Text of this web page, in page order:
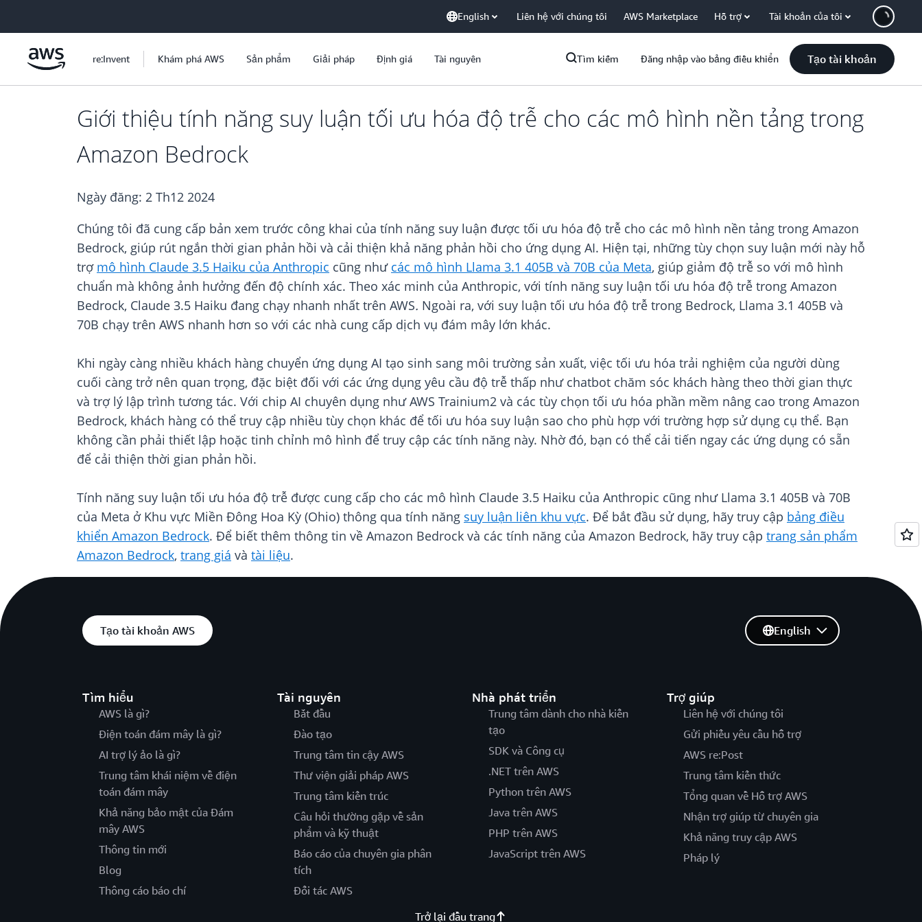
English Liên hệ với chúng tôi AWS Marketplace Hỗ trợ Tài khoản của tôi
re:Invent Khám phá AWS Sản phẩm Giải pháp Định giá Tài nguyên Tìm kiếm Đăng nhập vào bảng điều khiển Tạo tài khoản
Giới thiệu tính năng suy luận tối ưu hóa độ trễ cho các mô hình nền tảng trong
Amazon Bedrock
Ngày đăng: 2 Th12 2024
Chúng tôi đã cung cấp bản xem trước công khai của tính năng suy luận được tối ưu hóa độ trễ cho các mô hình nền tảng trong Amazon
Bedrock, giúp rút ngắn thời gian phản hồi và cải thiện khả năng phản hồi cho ứng dụng AI. Hiện tại, những tùy chọn suy luận mới này hỗ
trợ mô hình Claude 3.5 Haiku của Anthropic cũng như các mô hình Llama 3.1 405B và 70B của Meta, giúp giảm độ trễ so với mô hình
chuẩn mà không ảnh hưởng đến độ chính xác. Theo xác minh của Anthropic, với tính năng suy luận tối ưu hóa độ trễ trong Amazon
Bedrock, Claude 3.5 Haiku đang chạy nhanh nhất trên AWS. Ngoài ra, với suy luận tối ưu hóa độ trễ trong Bedrock, Llama 3.1 405B và
70B chạy trên AWS nhanh hơn so với các nhà cung cấp dịch vụ đám mây lớn khác.
Khi ngày càng nhiều khách hàng chuyển ứng dụng AI tạo sinh sang môi trường sản xuất, việc tối ưu hóa trải nghiệm của người dùng
cuối càng trở nên quan trọng, đặc biệt đối với các ứng dụng yêu cầu độ trễ thấp như chatbot chăm sóc khách hàng theo thời gian thực
và trợ lý lập trình tương tác. Với chip AI chuyên dụng như AWS Trainium2 và các tùy chọn tối ưu hóa phần mềm nâng cao trong Amazon
Bedrock, khách hàng có thể truy cập nhiều tùy chọn khác để tối ưu hóa suy luận sao cho phù hợp với trường hợp sử dụng cụ thể. Bạn
không cần phải thiết lập hoặc tinh chỉnh mô hình để truy cập các tính năng này. Nhờ đó, bạn có thể cải tiến ngay các ứng dụng có sẵn
để cải thiện thời gian phản hồi.
Tính năng suy luận tối ưu hóa độ trễ được cung cấp cho các mô hình Claude 3.5 Haiku của Anthropic cũng như Llama 3.1 405B và 70B
của Meta ở Khu vực Miền Đông Hoa Kỳ (Ohio) thông qua tính năng suy luận liên khu vực. Để bắt đầu sử dụng, hãy truy cập bảng điều
khiển Amazon Bedrock. Để biết thêm thông tin về Amazon Bedrock và các tính năng của Amazon Bedrock, hãy truy cập trang sản phẩm
Amazon Bedrock, trang giá và tài liệu.
Tạo tài khoản AWS
Tìm hiểu
AWS là gì?
Điện toán đám mây là gì?
AI trợ lý ảo là gì?
Trung tâm khái niệm về điện
toán đám mây
Khả năng bảo mật của Đám
mây AWS
Thông tin mới
Blog
Thông cáo báo chí
Tài nguyên
Bắt đầu
Đào tạo
Trung tâm tin cậy AWS
Thư viện giải pháp AWS
Trung tâm kiến trúc
Câu hỏi thường gặp về sản
phẩm và kỹ thuật
Báo cáo của chuyên gia phân
tích
Đối tác AWS
Nhà phát triển
Trung tâm dành cho nhà kiến
tạo
SDK và Công cụ
.NET trên AWS
Python trên AWS
Java trên AWS
PHP trên AWS
JavaScript trên AWS
Trợ giúp
Liên hệ với chúng tôi
Gửi phiếu yêu cầu hỗ trợ
AWS re:Post
Trung tâm kiến thức
Tổng quan về Hỗ trợ AWS
Nhận trợ giúp từ chuyên gia
Khả năng truy cập AWS
Pháp lý
English
Trở lại đầu trang